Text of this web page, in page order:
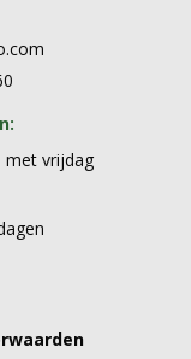
met vrijdag